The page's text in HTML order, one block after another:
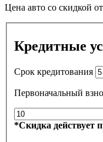
Цена авто со скидкой
Кредитные
Срок кредитования
Первоначальный
*Скидка действует